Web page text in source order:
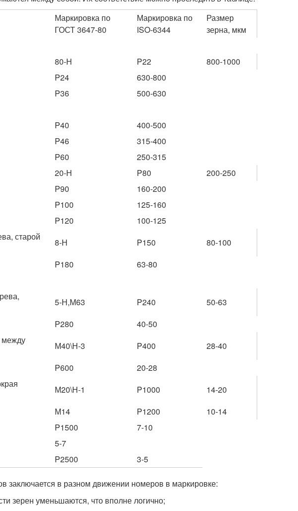
Маркировка по
ГОСТ 3647-80
Маркировка по
ISO-6344
Размер
зерна, мкм
80-Н P22
800-1000
P24
630-800
P36
500-630
P40
400-500
P46
315-400
P60
250-315
20-Н P80
200-250
P90
160-200
P100
125-160
P120
100-125
старой
8-Н P150
80-100
P180
63-80
5-Н,М63 P240
50-63
P280
40-50
М40\Н-3 P400
28-40
P600
20-28
М20\Н-1 P1000
14-20
М14 P1200
10-14
P1500
7-10
5-7
P2500 3-5
заключается в разном движении номеров в маркировке:
зерен уменьшаются, что вполне логично;